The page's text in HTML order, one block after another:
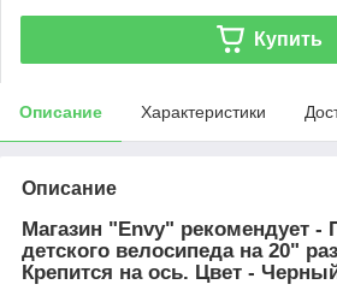
Купить
Описание Характеристики
Описание
Магазин "Envy" рекомендует -
детского велосипеда на 20"
Крепится на ось. Цвет -